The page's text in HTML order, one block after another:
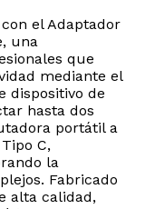
el Adaptador
una
que
mediante el
dispositivo de
hasta dos
portátil a
C,
la
Fabricado
alta calidad,